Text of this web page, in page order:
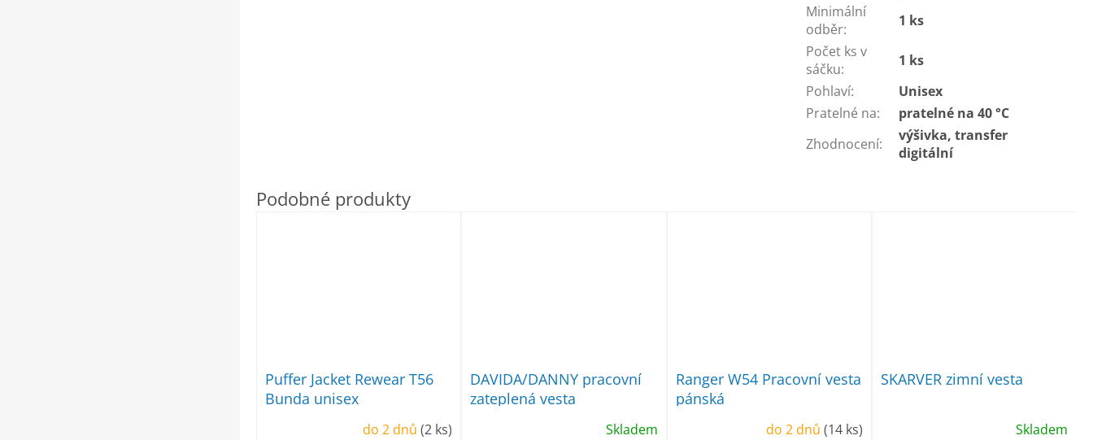
Minimální
odběr:
1 ks
Počet ks v
sáčku:
1 ks
Pohlaví:
Unisex
Pratelné na:
pratelné na 40 °C
Zhodnocení:
výšivka, transfer
digitální
Puffer Jacket Rewear T56
Bunda unisex
do 2 dnů(2 ks)
DAVIDA/DANNY pracovní
zateplená vesta
Skladem
Ranger W54 Pracovní vesta
pánská
do 2 dnů (14 ks)
SKARVER zimní vesta
Skladem